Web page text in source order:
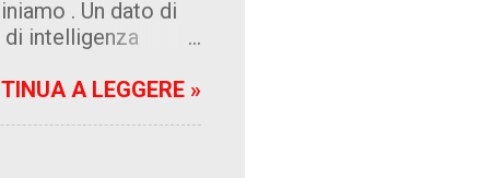
. Un dato di
intelligenza
complicato per chi
A LEGGERE »